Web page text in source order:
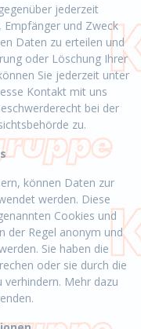
jederzeit
und Zweck
Daten zu erteilen und
oder Löschung Ihrer
Sie jederzeit unter
Kontakt mit uns
bei der
zu.
können Daten zur
werden. Diese
Cookies und
der Regel anonym und
Sie haben die
oder sie durch die
Mehr dazu